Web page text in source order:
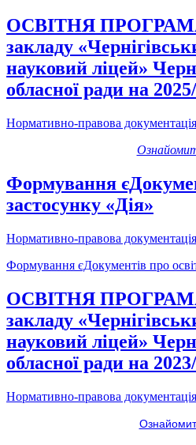
ОСВІТНЯ ПРОГРАМА
закладу
науковий ліцей»
обласної ради на
Нормативно-правова документація
Формування
застосунку «Дія»
Нормативно-правова документація
Формування єДокументів про
ОСВІТНЯ ПРОГРАМА
закладу
науковий ліцей»
обласної ради на
Нормативно-правова документація